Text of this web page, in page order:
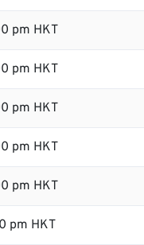
pm HKT
pm HKT
pm HKT
pm HKT
pm HKT
pm HKT